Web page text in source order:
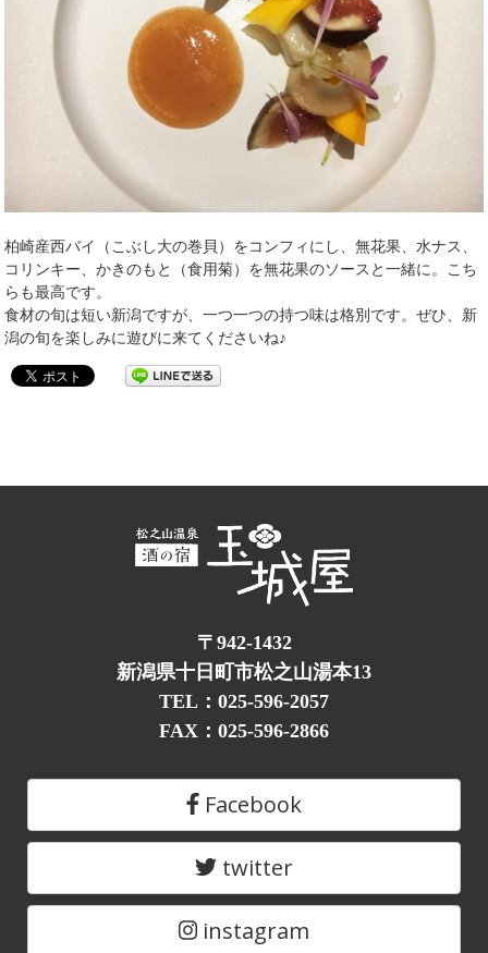
柏崎産西バイ（こぶし大の巻貝）をコンフィにし、無花果、水ナス、
コリンキー、かきのもと（食用菊）を無花果のソースと一緒に。こち
らも最高です。
食材の旬は短い新潟ですが、一つ一つの持つ味は格別です。ぜひ、新
潟の旬を楽しみに遊びに来てくださいね♪
〒942-1432
新潟県十日町市松之山湯本13
TEL：025-596-2057
FAX：025-596-2866
Facebook
twitter
instagram